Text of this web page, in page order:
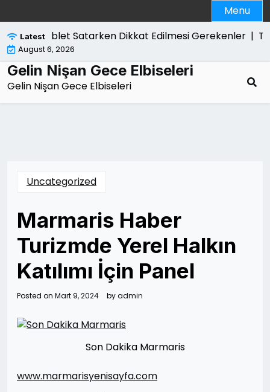
to
content
Menu
Latest
Tablet Satarken Dikkat Edilmesi Gerekenler |
August 6, 2026
Gelin Nişan Gece Elbiseleri
Gelin Nişan Gece Elbiseleri
Uncategorized
Marmaris Haber
Turizmde Yerel Halkın
Katılımı İçin Panel
Posted on Mart 9, 2024 byadmin
Son Dakika Marmaris
www.marmarisyenisayfa.com